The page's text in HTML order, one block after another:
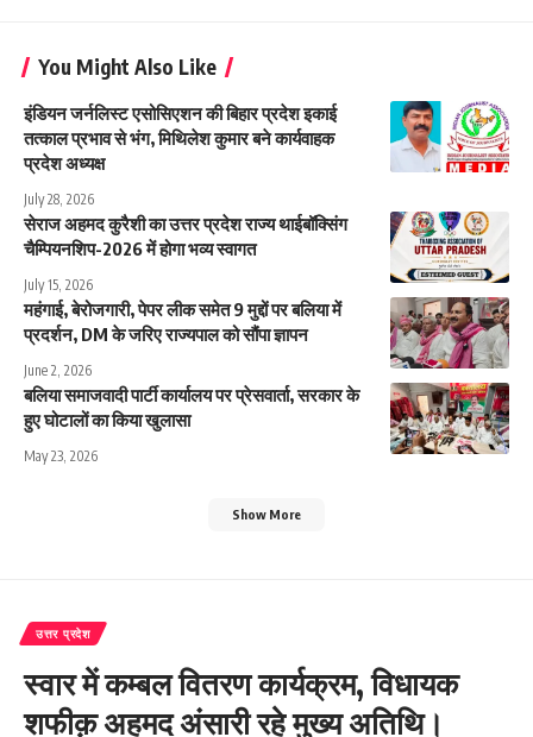
You Might Also Like
इंडियन जर्नलिस्ट एसोसिएशन की बिहार प्रदेश इकाई
तत्काल प्रभाव से भंग, मिथिलेश कुमार बने कार्यवाहक
प्रदेश अध्यक्ष
July 28, 2026
सेराज अहमद कुरैशी का उत्तर प्रदेश राज्य थाईबॉक्सिंग
चैम्पियनशिप-2026 में होगा भव्य स्वागत
July 15, 2026
महंगाई, बेरोजगारी, पेपर लीक समेत 9 मुद्दों पर बलिया में
प्रदर्शन, DM के जरिए राज्यपाल को सौंपा ज्ञापन
June 2, 2026
बलिया समाजवादी पार्टी कार्यालय पर प्रेसवार्ता, सरकार के
हुए घोटालों का किया खुलासा
May 23, 2026
Show More
उत्तर प्रदेश
स्वार में कम्बल वितरण कार्यक्रम, विधायक
शफीक़ अहमद अंसारी रहे मुख्य अतिथि।